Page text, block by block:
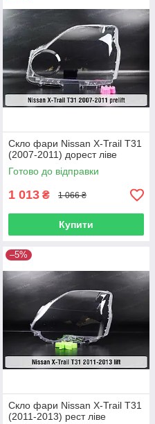
Скло фари Nissan X-Trail T31
(2007-2011) дорест ліве
Готово до відправки
1 013 ₴ 1 066 ₴
Купити
–5%
Скло фари Nissan X-Trail T31
(2011-2013) рест ліве